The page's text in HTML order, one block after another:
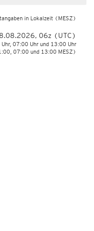
in Lokalzeit (MESZ)
06z (UTC)
07:00 Uhr und 13:00 Uhr
07:00 und 13:00 MESZ)